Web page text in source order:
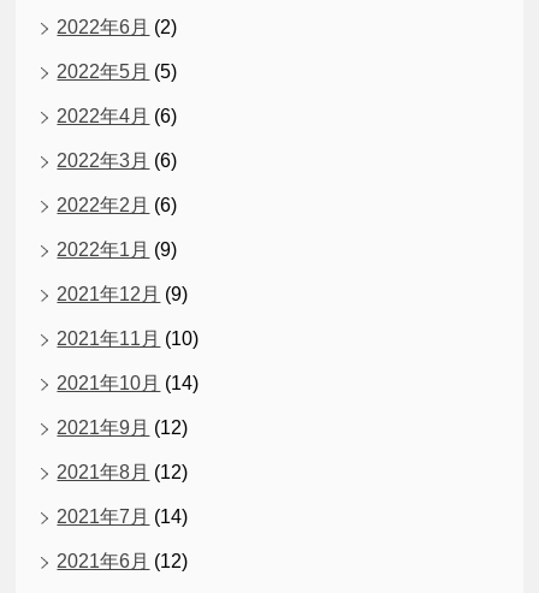
2022年6月 (2)
2022年5月 (5)
2022年4月 (6)
2022年3月 (6)
2022年2月 (6)
2022年1月 (9)
2021年12月 (9)
2021年11月 (10)
2021年10月 (14)
2021年9月 (12)
2021年8月 (12)
2021年7月 (14)
2021年6月 (12)